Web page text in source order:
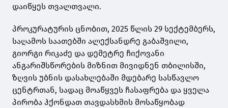
დაიწყეს თვალთვალი.
პროკურატურის ცნობით, 2025 წლის 29 სექტემბერს,
საღამოს საათებში ალექსანდრე გაბაშვილი,
გიორგი რიკაძე და დემეტრე ჩიქოვანი
ანგარიშსწორების მიზნით მივიდნენ თბილისში,
ზღვის უბნის დასახლებაში მდებარე სასწავლო
ცენტრთან, სადაც მოაწყვეს ჩასაფრება და ყველა
პირობა ჰქონდათ თავდასხმის მოსაწყობად